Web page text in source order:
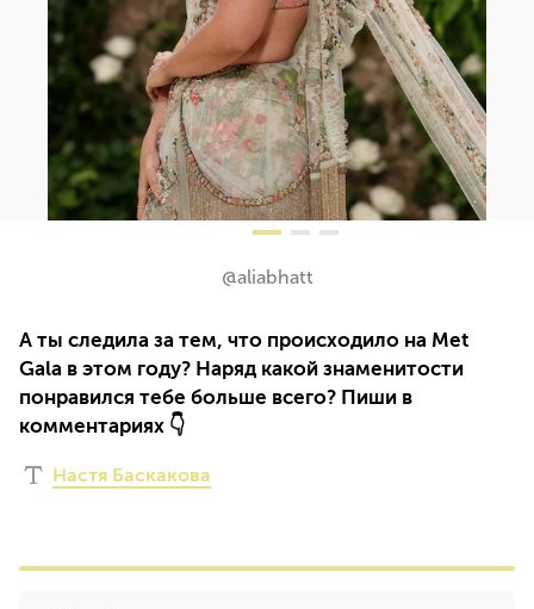
@aliabhatt
А ты следила за тем, что происходило на Met
Gala в этом году? Наряд какой знаменитости
понравился тебе больше всего? Пиши в
комментариях 👇
Настя Баскакова